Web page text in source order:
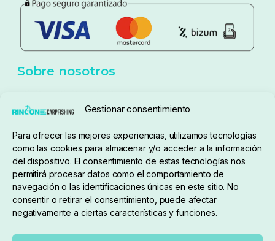
Gestionar consentimiento
Para ofrecer las mejores experiencias, utilizamos tecnologías
como las cookies para almacenar y/o acceder a la información
del dispositivo. El consentimiento de estas tecnologías nos
permitirá procesar datos como el comportamiento de
navegación o las identificaciones únicas en este sitio. No
consentir o retirar el consentimiento, puede afectar
negativamente a ciertas características y funciones.
Sobre nosotros
pedidos@elrincondelcarpfishing.com
910 824 923
Lunes a Viernes de 10:00 a 14:00 horas y 17:00 a
20:00